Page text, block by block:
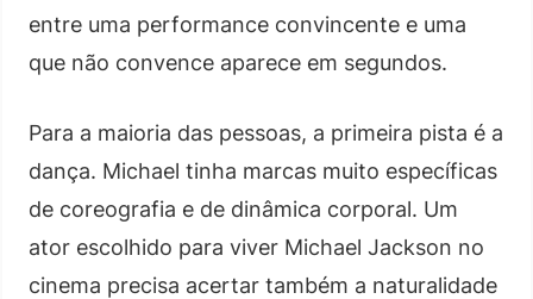
entre uma performance convincente e uma
que não convence aparece em segundos.
Para a maioria das pessoas, a primeira pista é a
dança. Michael tinha marcas muito específicas
de coreografia e de dinâmica corporal. Um
ator escolhido para viver Michael Jackson no
cinema precisa acertar também a naturalidade